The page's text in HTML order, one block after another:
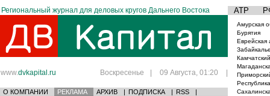
Региональный журнал для деловых кругов Дальнего Востока АТР
www.dvkapital.ru Воскресенье | 09 Августа, 01:20 |
О КОМПАНИИ РЕКЛАМА АРХИВ | ПОДПИСКА | RSS |
Амурская
Бурятия
Еврейская